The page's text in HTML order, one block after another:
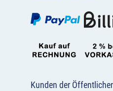
Kunden der